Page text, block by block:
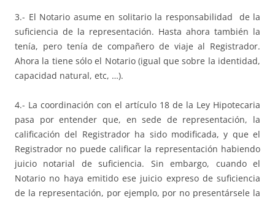
3.- El Notario asume en solitario la responsabilidad de la
suficiencia de la representación. Hasta ahora también la
tenía, pero tenía de compañero de viaje al Registrador.
Ahora la tiene sólo el Notario (igual que sobre la identidad,
capacidad natural, etc, …).
4.- La coordinación con el artículo 18 de la Ley Hipotecaria
pasa por entender que, en sede de representación, la
calificación del Registrador ha sido modificada, y que el
Registrador no puede calificar la representación habiendo
juicio notarial de suficiencia. Sin embargo, cuando el
Notario no haya emitido ese juicio expreso de suficiencia
de la representación, por ejemplo, por no presentársele la